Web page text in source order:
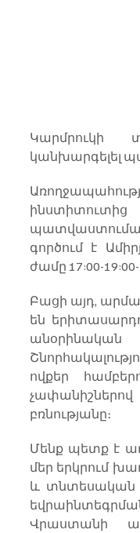
Կարմրուկի
կանխարգելել
գործում է
ժամը 17:00-19:00-
Բացի այդ,
են
անօրինական
ովքեր
բռնությանը։
Մենք պետք է
մեր երկրում
և տնտեսական
Վրաստանի